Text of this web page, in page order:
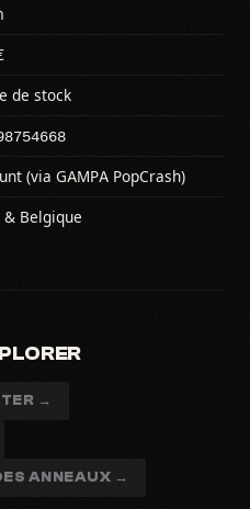
de stock
(via GAMPA PopCrash)
& Belgique
→
ANNEAUX →